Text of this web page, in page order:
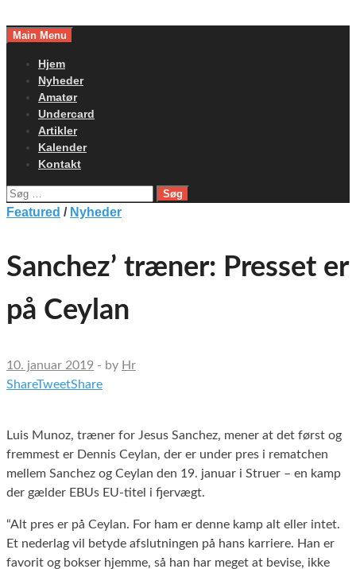
toMain Menu
Hjem
Nyheder
Amatør
Undercard
Artikler
Kalender
Kontakt
Søg
efter:
Featured / Nyheder
Sanchez’ træner: Presset er
på Ceylan
10. januar 2019 - by Hr
ShareTweetShare
Luis Munoz, træner for Jesus Sanchez, mener at det først og
fremmest er Dennis Ceylan, der er under pres i rematchen
mellem Sanchez og Ceylan den 19. januar i Struer – en kamp
der gælder EBUs EU-titel i fjervægt.
“Alt pres er på Ceylan. For ham er denne kamp alt eller intet.
Et nederlag vil betyde afslutningen på hans karriere. Han er
favorit og bokser hjemme, så han har meget at bevise, ikke